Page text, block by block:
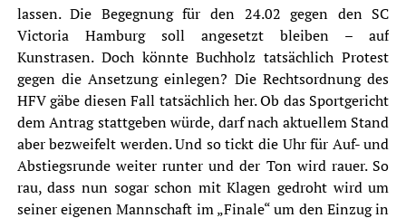
lassen. Die Begegnung für den 24.02 gegen den SC
Victoria Hamburg soll angesetzt bleiben – auf
Kunstrasen. Doch könnte Buchholz tatsächlich Protest
gegen die Ansetzung einlegen? Die Rechtsordnung des
HFV gäbe diesen Fall tatsächlich her. Ob das Sportgericht
dem Antrag stattgeben würde, darf nach aktuellem Stand
aber bezweifelt werden. Und so tickt die Uhr für Auf- und
Abstiegsrunde weiter runter und der Ton wird rauer. So
rau, dass nun sogar schon mit Klagen gedroht wird um
seiner eigenen Mannschaft im „Finale“ um den Einzug in